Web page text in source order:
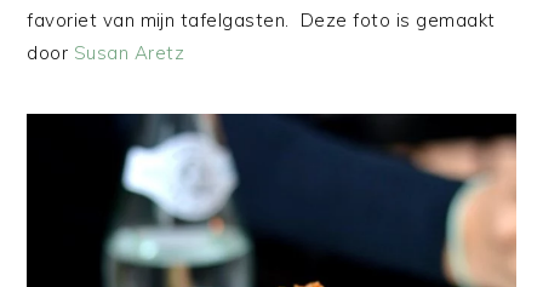
favoriet van mijn tafelgasten. Deze foto is gemaakt
door Susan Aretz